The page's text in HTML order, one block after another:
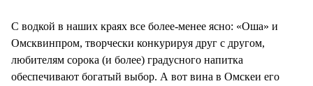
С водкой в наших краях все более-менее ясно: «Оша» и
Омсквинпром, творчески конкурируя друг с другом,
любителям сорока (и более) градусного напитка
обеспечивают богатый выбор. А вот вина в Омскеи его